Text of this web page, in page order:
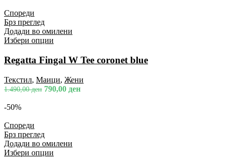
Спореди
Брз преглед
Додади во омилени
Избери опции
Regatta Fingal W Tee coronet blue
Текстил, Маици, Жени
1.490,00ден 790,00 ден
-50%
Спореди
Брз преглед
Додади во омилени
Избери опции